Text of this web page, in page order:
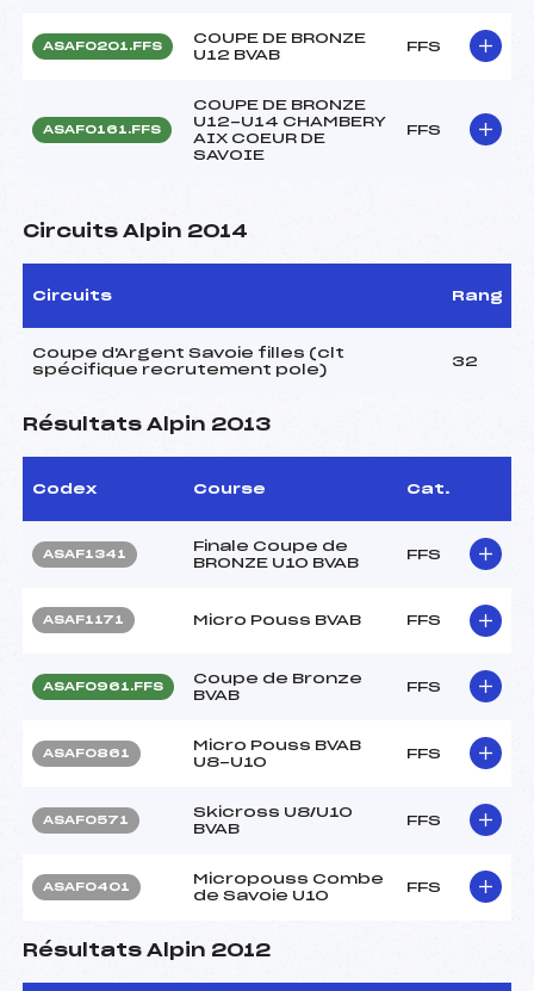
ASAF0201.FFS
COUPE DE BRONZE
U12 BVAB
FFS
ASAF0161.FFS
COUPE DE BRONZE
U12-U14 CHAMBERY
AIX COEUR DE
SAVOIE
FFS
Circuits Alpin 2014
Circuits Rang
Coupe d'Argent Savoie filles (clt
spécifique recrutement pole)
32
Résultats Alpin 2013
Codex Course Cat.
ASAF1341
Finale Coupe de
BRONZE U10 BVAB
FFS
ASAF1171 Micro Pouss BVAB FFS
ASAF0961.FFS
Coupe de Bronze
BVAB
FFS
ASAF0861
Micro Pouss BVAB
U8-U10
FFS
ASAF0571
Skicross U8/U10
BVAB
FFS
ASAF0401
Micropouss Combe
de Savoie U10
FFS
Résultats Alpin 2012